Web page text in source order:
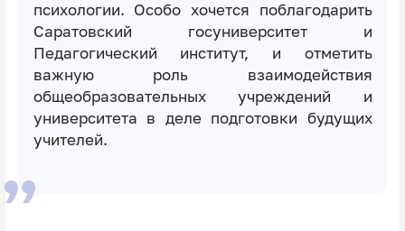
психологии. Особо хочется поблагодарить
Саратовский госуниверситет и
Педагогический институт, и отметить
важную роль взаимодействия
общеобразовательных учреждений и
университета в деле подготовки будущих
учителей.